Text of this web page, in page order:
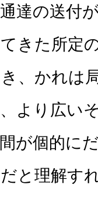
達の送付
きた所定
、かれは
より広い
が個的に
と理解す